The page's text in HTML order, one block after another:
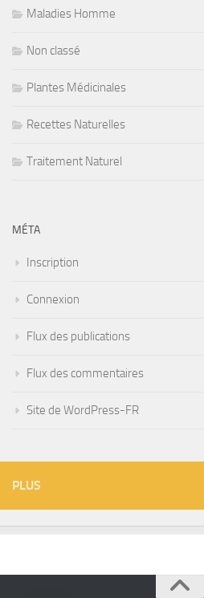
Maladies Homme
Non classé
Plantes Médicinales
Recettes Naturelles
Traitement Naturel
MÉTA
Inscription
Connexion
Flux des publications
Flux des commentaires
Site de WordPress-FR
PLUS